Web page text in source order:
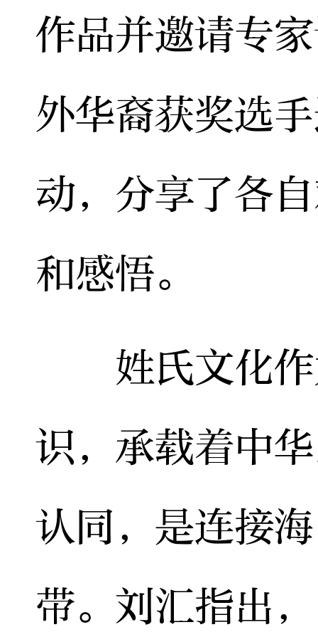
作品并邀请专
外华裔获奖选
动，分享了各
和感悟。
姓氏文化作
识，承载着中
认同，是连接
带。刘汇指出